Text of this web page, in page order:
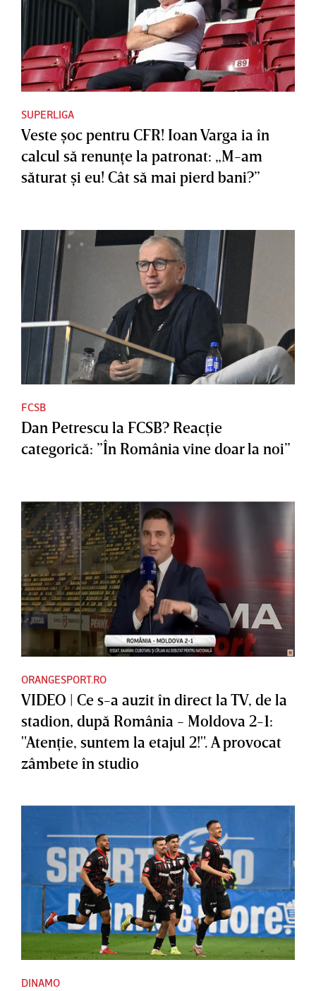
SUPERLIGA
Veste şoc pentru CFR! Ioan Varga ia în
calcul să renunţe la patronat: „M-am
săturat şi eu! Cât să mai pierd bani?”
FCSB
Dan Petrescu la FCSB? Reacţie
categorică: ”În România vine doar la noi”
ORANGESPORT.RO
VIDEO | Ce s-a auzit în direct la TV, de la
stadion, după România - Moldova 2-1:
"Atenţie, suntem la etajul 2!". A provocat
zâmbete în studio
DINAMO